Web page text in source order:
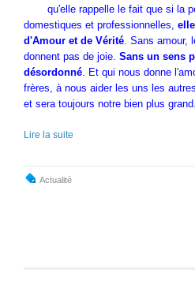
qu'elle rappelle le fait que si la
domestiques et professionnelles,
d'Amour et de Vérité . Sans
donnent pas de joie. Sans un sens
désordonné . Et qui nous donne
frères, à nous aider les uns les
et sera toujours notre bien plus
Lire la suite
Actualité